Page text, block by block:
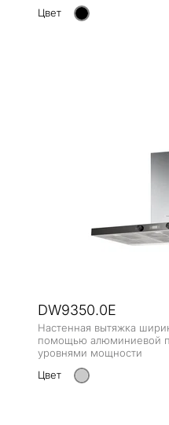
Цвет
DW9350.0E
Настенная вытяжка
помощью алюминиевой
уровнями мощности
Цвет